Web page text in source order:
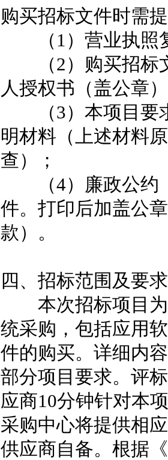
购买招标文件时需
（1）营业执照
（2）购买招标
人授权书（盖公章
（3）本项目要
明材料（上述材料
查）；
（4）廉政公约
件。打印后加盖公
款）。
四、招标范围及要
本次招标项目为
统采购，包括应用
件的购买。详细内
部分项目要求。评
应商10分钟针对本
采购中心将提供相
供应商自备。根据